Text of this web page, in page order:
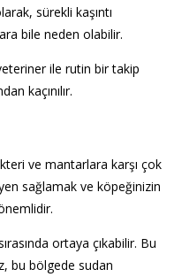
sürekli kaşıntı
bile neden olabilir.
ile rutin bir takip
kaçınılır.
ve mantarlara karşı çok
sağlamak ve köpeğinizin
ortaya çıkabilir. Bu
bu bölgede sudan